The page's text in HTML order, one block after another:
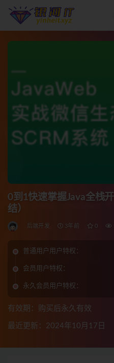
0到1快速掌握Java全栈
结）
后端开发 3年前 0
普通用户用户特权：
会员用户特权：
永久会员用户特权：
有效期：购买后永久有效
最近更新：2024年10月17日